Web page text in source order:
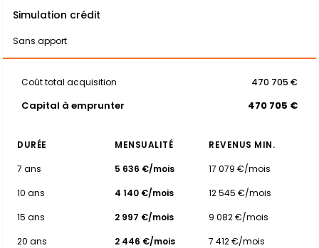
Simulation crédit
Sans apport
Coût total acquisition 470 705 €
Capital à emprunter 470 705 €
DURÉE MENSUALITÉ
REVENUS MIN.
7 ans
5 636 €/mois
17 079 €/mois
10 ans
4 140 €/mois
12 545 €/mois
15 ans
2 997 €/mois
9 082 €/mois
20 ans
2 446 €/mois
7 412 €/mois